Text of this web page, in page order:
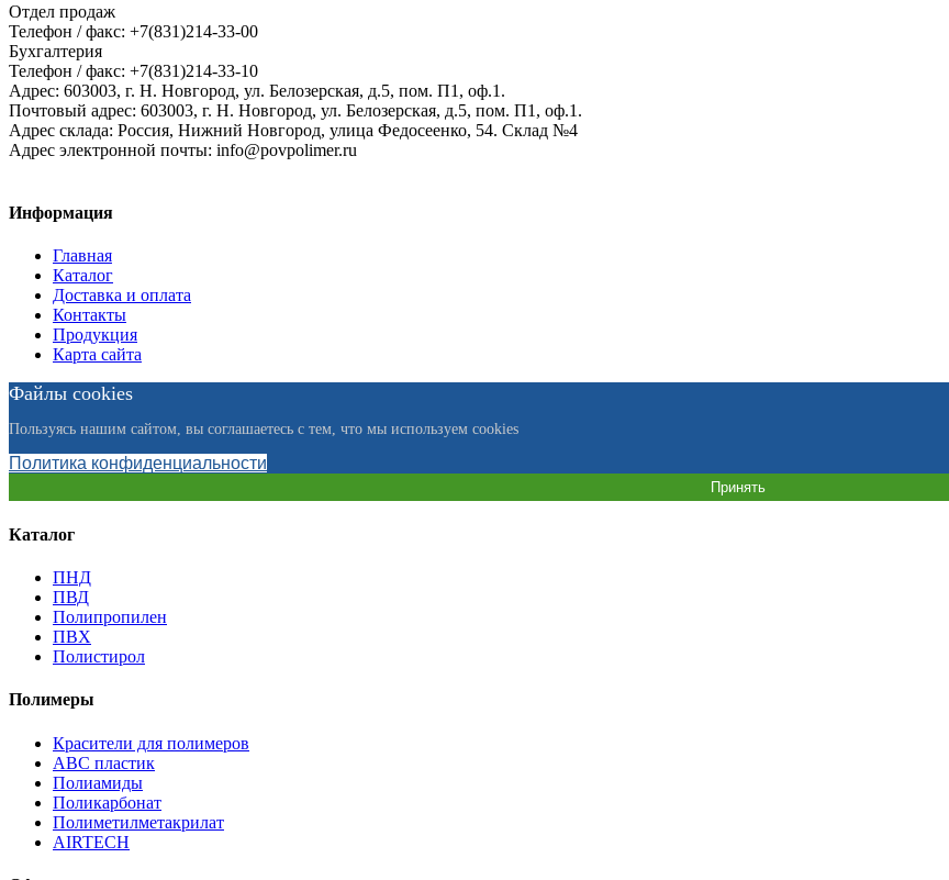
Отдел продаж
Телефон / факс: +7(831)214-33-00
Бухгалтерия
Телефон / факс: +7(831)214-33-10
Адрес: 603003, г. Н. Новгород, ул. Белозерская, д.5, пом. П1, оф.1.
Почтовый адрес: 603003, г. Н. Новгород, ул. Белозерская, д.5, пом. П1, оф.1.
Адрес склада: Россия, Нижний Новгород, улица Федосеенко, 54. Склад №4
Адрес электронной почты: info@povpolimer.ru
Информация
Главная
Каталог
Доставка и оплата
Контакты
Продукция
Карта сайта
Файлы cookies
Пользуясь нашим сайтом, вы соглашаетесь с тем, что мы используем cookies
Политика конфиденциальности
Принять
Каталог
ПНД
ПВД
Полипропилен
ПВХ
Полистирол
Полимеры
Красители для полимеров
АВС пластик
Полиамиды
Поликарбонат
Полиметилметакрилат
AIRTECH